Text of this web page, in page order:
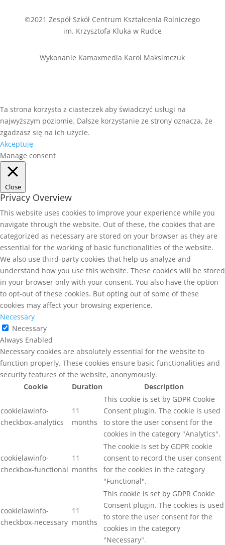
©2021 Zespół Szkół Centrum Kształcenia Rolniczego
im. Krzysztofa Kluka w Rudce
Wykonanie Kamaxmedia Karol Maksimczuk
Ta strona korzysta z ciasteczek aby świadczyć usługi na
najwyższym poziomie. Dalsze korzystanie ze strony oznacza, że
zgadzasz się na ich użycie.
Akceptuję
Manage consent
Close
Privacy Overview
This website uses cookies to improve your experience while you
navigate through the website. Out of these, the cookies that are
categorized as necessary are stored on your browser as they are
essential for the working of basic functionalities of the website.
We also use third-party cookies that help us analyze and
understand how you use this website. These cookies will be stored
in your browser only with your consent. You also have the option
to opt-out of these cookies. But opting out of some of these
cookies may affect your browsing experience.
Necessary
Necessary
Always Enabled
Necessary cookies are absolutely essential for the website to
function properly. These cookies ensure basic functionalities and
security features of the website, anonymously.
Cookie
Duration Description
cookielawinfo-
checkbox-analytics
11
months
This cookie is set by GDPR Cookie
Consent plugin. The cookie is used
to store the user consent for the
cookies in the category "Analytics".
cookielawinfo-
checkbox-functional
11
months
The cookie is set by GDPR cookie
consent to record the user consent
for the cookies in the category
"Functional".
cookielawinfo-
checkbox-necessary
11
months
This cookie is set by GDPR Cookie
Consent plugin. The cookies is used
to store the user consent for the
cookies in the category
"Necessary".